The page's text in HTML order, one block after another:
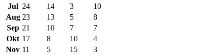
Jul 24 14 3
10
Aug 23 13 5
8
Sep 21 10 7
7
Okt 17 8 10
4
Nov 11 5 15
3